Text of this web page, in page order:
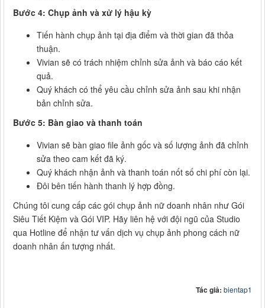
Bước 4: Chụp ảnh và xử lý hậu kỳ
Tiến hành chụp ảnh tại địa điểm và thời gian đã thỏa
thuận.
Vivian sẽ có trách nhiệm chỉnh sửa ảnh và báo cáo kết
quả.
Quý khách có thể yêu cầu chỉnh sửa ảnh sau khi nhận
bản chỉnh sửa.
Bước 5: Bàn giao và thanh toán
Vivian sẽ bàn giao file ảnh gốc và số lượng ảnh đã chỉnh
sửa theo cam kết đã ký.
Quý khách nhận ảnh và thanh toán nốt số chi phí còn lại.
Đôi bên tiến hành thanh lý hợp đồng.
Chúng tôi cung cấp các gói chụp ảnh nữ doanh nhân như Gói
Siêu Tiết Kiệm và Gói VIP. Hãy liên hệ với đội ngũ của Studio
qua Hotline để nhận tư vấn dịch vụ chụp ảnh phong cách nữ
doanh nhân ấn tượng nhất.
Tác giả: bientap1